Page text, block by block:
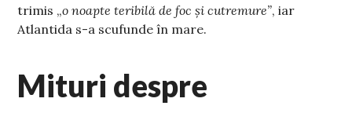
trimis „o noapte teribilă de foc și cutremure”, iar
Atlantida s-a scufunde în mare.
Mituri despre